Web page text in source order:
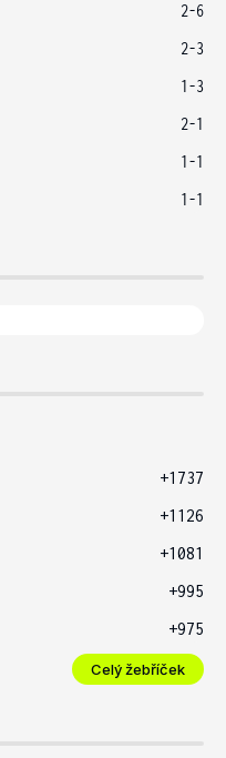
2-6
2-3
1-3
2-1
1-1
1-1
+1737
+1126
+1081
+995
+975
Celý žebříček